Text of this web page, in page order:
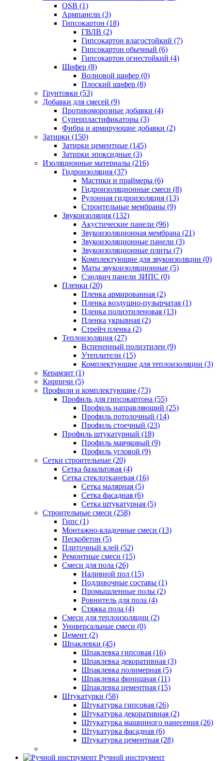
OSB (1)
Армпанели (3)
Гипсокартон (18)
ГВЛВ (2)
Гипсокартон влагостойкий (7)
Гипсокартон обычный (6)
Гипсокартон огнестойкий (4)
Шифер (8)
Волновой шифер (0)
Плоский шифер (8)
Грунтовки (53)
Добавки для смесей (9)
Противоморозные добавки (4)
Суперпластификаторы (3)
Фибра и армирующие добавки (2)
Затирки (150)
Затирки цементные (145)
Затирки эпоксидные (3)
Изоляционные материалы (216)
Гидроизоляция (37)
Мастики и праймеры (6)
Гидроизоляционные смеси (8)
Рулонная гидроизоляция (13)
Строительные мембраны (9)
Звукоизоляция (132)
Акустические панели (96)
Звукоизоляционная мембрана (21)
Звукоизоляционные панели (3)
Звукоизоляционные плиты (7)
Комплектующие для звукоизоляции (0)
Маты звукоизоляционные (5)
Сэндвич панели ЗИПС (0)
Пленки (20)
Пленка армированная (2)
Пленка воздушно-пузырчатая (1)
Пленка полиэтиленовая (13)
Пленка укрывная (2)
Стрейч пленка (2)
Теплоизоляция (27)
Вспененный полиэтилен (9)
Утеплители (15)
Комплектующие для теплоизоляции (3)
Керамзит (1)
Кирпичи (5)
Профили и комплектующие (73)
Профиль для гипсокартона (55)
Профиль направляющий (25)
Профиль потолочный (14)
Профиль стоечный (23)
Профиль штукатурный (18)
Профиль маячковый (9)
Профиль угловой (9)
Сетки строительные (20)
Сетка базальтовая (4)
Сетка стеклотканевая (16)
Сетка малярная (5)
Сетка фасадная (6)
Сетка штукатурная (5)
Строительные смеси (258)
Гипс (1)
Монтажно-кладочные смеси (13)
Пескобетон (5)
Плиточный клей (52)
Ремонтные смеси (15)
Смеси для пола (26)
Наливной пол (15)
Подливочные составы (1)
Промышленные полы (2)
Ровнитель для пола (4)
Стяжка пола (4)
Смеси для теплоизоляции (2)
Универсальные смеси (0)
Цемент (2)
Шпаклевки (45)
Шпаклевка гипсовая (16)
Шпаклевка декоративная (3)
Шпаклевка полимерная (5)
Шпаклевка финишная (11)
Шпаклевка цементная (15)
Штукатурки (58)
Штукатурка гипсовая (26)
Штукатурка декоративная (2)
Штукатурка машинного нанесения (26)
Штукатурка фасадная (6)
Штукатурка цементная (28)
Ручной инструмент